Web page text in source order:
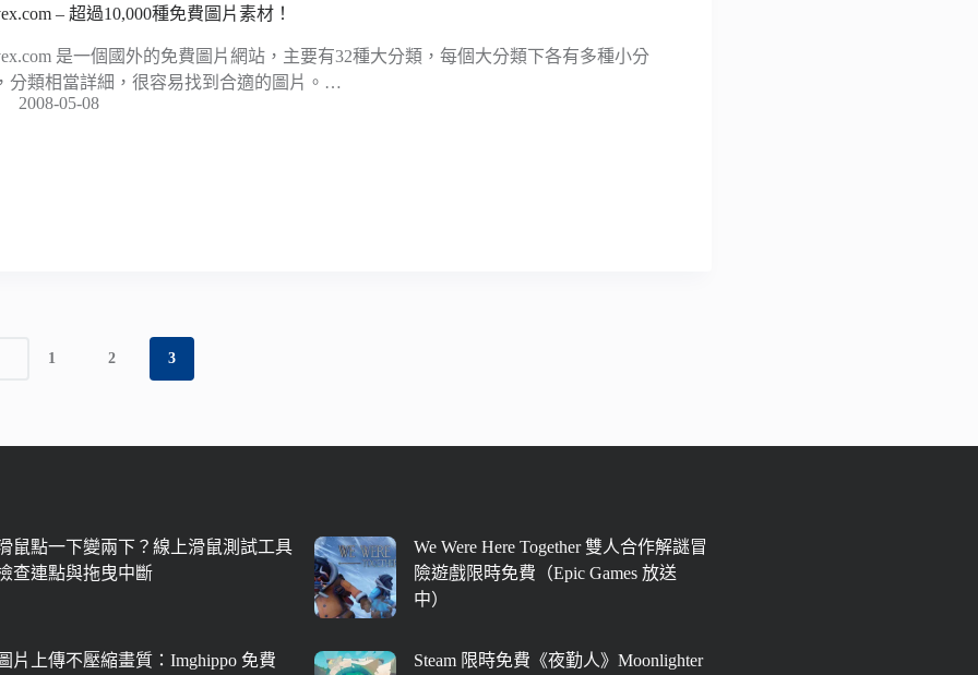
– 超過10,000種免費圖片素材！
是一個國外的免費圖片網站，主要有32種大分類，每個大分類下各有多種小分
分類相當詳細，很容易找到合適的圖片。…
2008-05-08
1 2 3
鼠點一下變兩下？線上滑鼠測試工具
查連點與拖曳中斷
We Were Here Together 雙人合作解謎冒
險遊戲限時免費（Epic Games 放送
中）
片上傳不壓縮畫質：Imghippo 免費 Steam 限時免費《夜勤人》Moonlighter